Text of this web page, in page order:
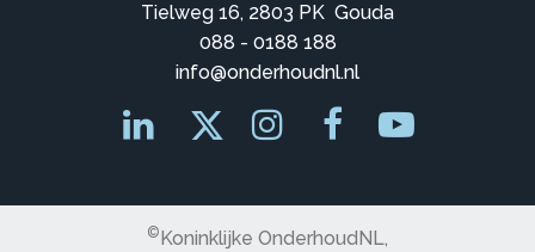
Tielweg 16, 2803 PK Gouda
088 - 0188 188
info@onderhoudnl.nl
© Koninklijke OnderhoudNL,